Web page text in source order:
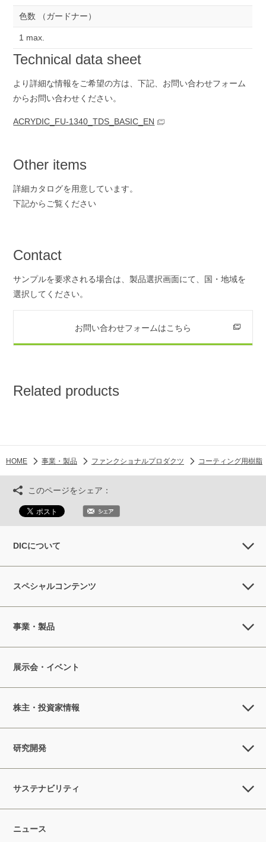
色数 （ガードナー）
1 max.
Technical data sheet
より詳細な情報をご希望の方は、下記、お問い合わせフォーム
からお問い合わせください。
ACRYDIC_FU-1340_TDS_BASIC_EN
Other items
詳細カタログを用意しています。
下記からご覧ください
Contact
サンプルを要求される場合は、製品選択画面にて、国・地域を
選択してください。
お問い合わせフォームはこちら
Related products
HOME 事業・製品 ファンクショナルプロダクツ コーティング用樹脂
このページをシェア：
DICについて
スペシャルコンテンツ
事業・製品
展示会・イベント
株主・投資家情報
研究開発
サステナビリティ
ニュース